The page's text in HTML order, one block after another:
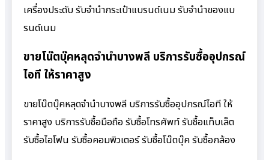
เครื่องประดับ รับจำนำกระเป๋าแบรนด์เนม รับจำนำของแบ
รนด์เนม
ขายโน๊ตบุ๊คหลุดจำนำบางพลี บริการรับซื้ออุปกรณ์
ไอที ให้ราคาสูง
ขายโน๊ตบุ๊คหลุดจำนำบางพลี บริการรับซื้ออุปกรณ์ไอที ให้
ราคาสูง บริการรับซื้อมือถือ รับซื้อโทรศัพท์ รับซื้อแท็บเล็ต
รับซื้อไอโฟน รับซื้อคอมพิวเตอร์ รับซื้อโน๊ตบุ๊ค รับซื้อกล้อง